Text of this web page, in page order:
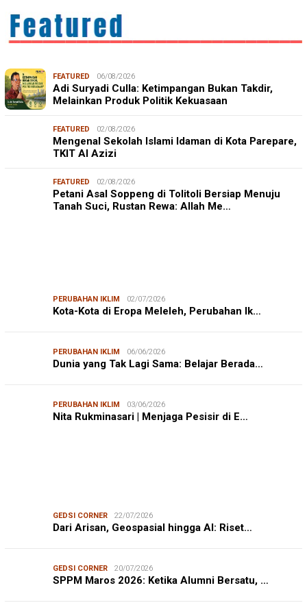
FEATURED 06/08/2026
Adi Suryadi Culla: Ketimpangan Bukan Takdir,
Melainkan Produk Politik Kekuasaan
FEATURED 02/08/2026
Mengenal Sekolah Islami Idaman di Kota Parepare,
TKIT Al Azizi
FEATURED 02/08/2026
Petani Asal Soppeng di Tolitoli Bersiap Menuju
Tanah Suci, Rustan Rewa: Allah Me…
PERUBAHAN IKLIM 02/07/2026
Kota-Kota di Eropa Meleleh, Perubahan Ik…
PERUBAHAN IKLIM 06/06/2026
Dunia yang Tak Lagi Sama: Belajar Berada…
PERUBAHAN IKLIM 03/06/2026
Nita Rukminasari | Menjaga Pesisir di E…
GEDSI CORNER 22/07/2026
Dari Arisan, Geospasial hingga AI: Riset…
GEDSI CORNER 20/07/2026
SPPM Maros 2026: Ketika Alumni Bersatu, …